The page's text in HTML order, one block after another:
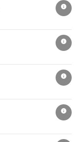
info
info
info
info